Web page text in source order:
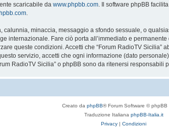
scaricabile da www.phpbb.com . Il software phpBB
calunnia, minaccia, messaggio a sfondo sessuale, o
internazionale. Fare ciò porta all’immediato e
queste condizioni. Accetti che “Forum RadioTV
servizio, accetti che ogni informazione (dato
RadioTV Sicilia” o phpBB sono da ritenersi
Creato da phpBB® Forum Software © phpBB
Traduzione Italiana phpBB-Italia.it
Privacy | Condizioni